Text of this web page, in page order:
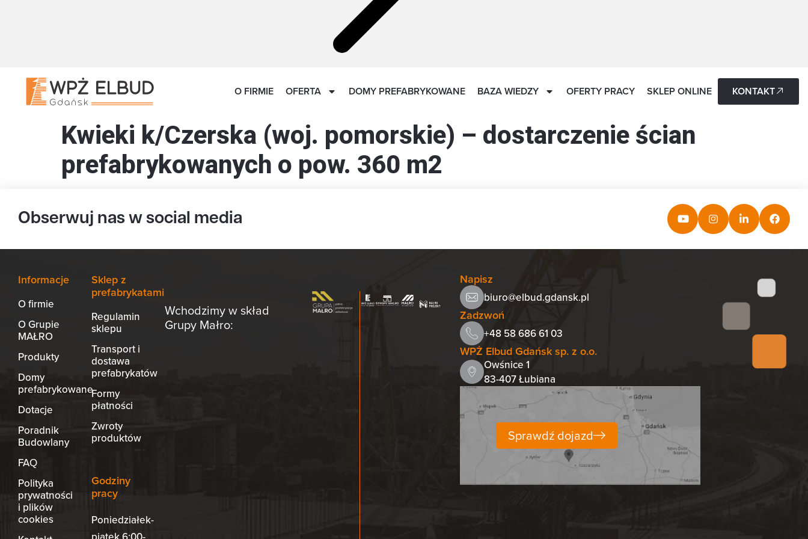
O FIRMIE OFERTA DOMY PREFABRYKOWANE BAZA WIEDZY OFERTY PRACY SKLEP ONLINE KONTAKT
Kwieki k/Czerska (woj. pomorskie) – dostarczenie ścian
prefabrykowanych o pow. 360 m2
Obserwuj nas w social media
Informacje
O firmie
O Grupie
MAŁRO
Produkty
Domy
prefabrykowane
Dotacje
Poradnik
Budowlany
FAQ
Polityka
prywatności
i plików
cookies
Sklep z
prefabrykatami
Regulamin
sklepu
Transport i
dostawa
prefabrykatów
Formy
płatności
Zwroty
produktów
Godziny
pracy
Poniedziałek-
Wchodzimy w skład
Grupy Małro:
Napisz
biuro@elbud.gdansk.pl
Zadzwoń
+48 58 686 61 03
WPŻ Elbud Gdańsk sp. z o.o.
Owśnice 1
83-407 Łubiana
Sprawdź dojazd